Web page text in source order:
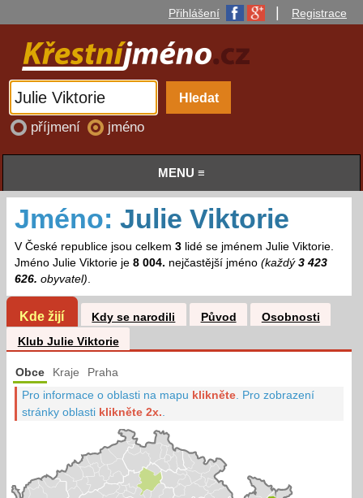
Přihlášení Registrace
příjmení jméno
MENU ≡
Jméno: Julie Viktorie
V České republice jsou celkem 3lidé se jménem Julie Viktorie.
Jméno Julie Viktorie je 8 004. nejčastější jméno (každý 3 423
626. obyvatel).
Kde žijí Kdy se narodili Původ
Osobnosti
Klub Julie Viktorie
Obce Kraje Praha
Pro informace o oblasti na mapu klikněte Pro zobrazení
stránky oblasti klikněte 2x.